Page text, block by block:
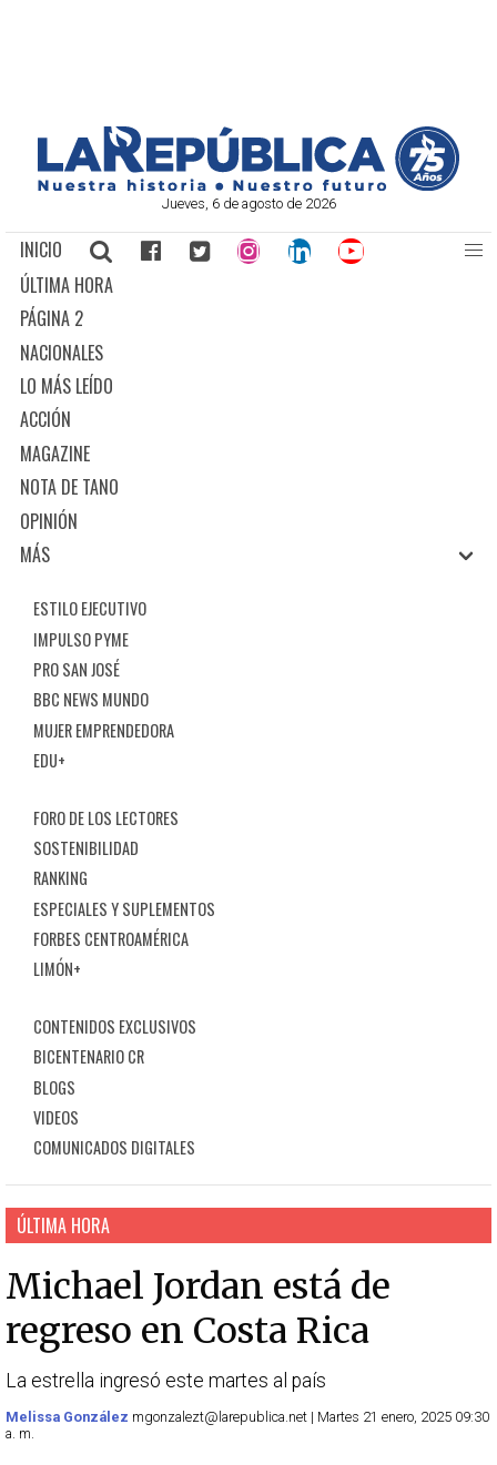
Jueves, 6 de agosto de 2026
INICIO
ÚLTIMA HORA
PÁGINA 2
NACIONALES
LO MÁS LEÍDO
ACCIÓN
MAGAZINE
NOTA DE TANO
OPINIÓN
MÁS
ESTILO EJECUTIVO
IMPULSO PYME
PRO SAN JOSÉ
BBC NEWS MUNDO
MUJER EMPRENDEDORA
EDU+
FORO DE LOS LECTORES
SOSTENIBILIDAD
RANKING
ESPECIALES Y SUPLEMENTOS
FORBES CENTROAMÉRICA
LIMÓN+
CONTENIDOS EXCLUSIVOS
BICENTENARIO CR
BLOGS
VIDEOS
COMUNICADOS DIGITALES
ÚLTIMA HORA
Michael Jordan está de
regreso en Costa Rica
La estrella ingresó este martes al país
Melissa González mgonzalezt@larepublica.net | Martes 21 enero, 2025 09:30
a. m.